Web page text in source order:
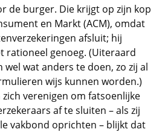
de burger. Die krijgt op zijn kop
en Markt (ACM), omdat
afsluit; hij
rationeel genoeg. (Uiteraard
wat anders te doen, zo zij al
wijs kunnen worden.)
verenigen om fatsoenlijke
af te sluiten – als zij
vakbond oprichten – blijkt dat